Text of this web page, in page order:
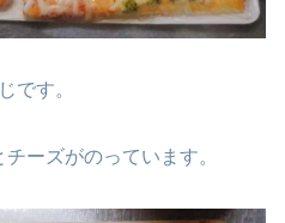
です。
ーズがのっています。